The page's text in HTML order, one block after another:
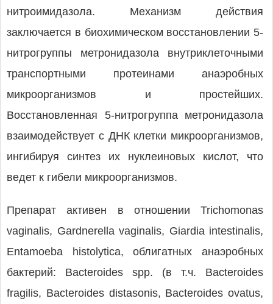
нитроимидазола. Механизм действия
заключается в биохимическом восстановлении 5-
нитрогруппы метронидазола внутриклеточными
транспортными протеинами анаэробных
микроорганизмов и простейших.
Восстановленная 5-нитрогруппа метронидазола
взаимодействует с ДНК клетки микроорганизмов,
ингибируя синтез их нуклеиновых кислот, что
ведет к гибели микроорганизмов.
Препарат активен в отношении Trichomonas
vaginalis, Gardnerella vaginalis, Giardia intestinalis,
Entamoeba histolytica, облигатных анаэробных
бактерий: Bacteroides spp. (в т.ч. Bacteroides
fragilis, Bacteroides distasonis, Bacteroides ovatus,